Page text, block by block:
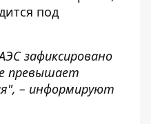
под
зафиксировано
превышает
– информируют